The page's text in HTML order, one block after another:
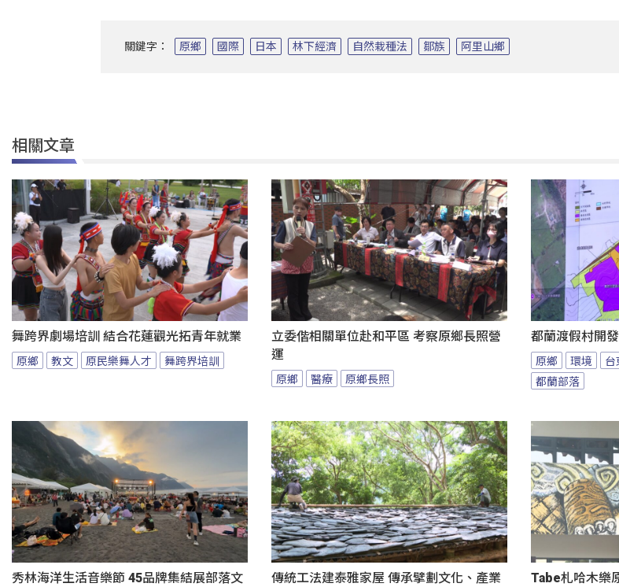
關鍵字： 原鄉 國際 日本 林下經濟 自然栽種法 鄒族 阿里山鄉
相關文章
舞跨界劇場培訓 結合花蓮觀光拓青年就業
原鄉 教文 原民樂舞人才 舞跨界培訓
立委偕相關單位赴和平區 考察原鄉長照營
運
原鄉 醫療 原鄉長照
都蘭渡假村開
原鄉 環境
都蘭部落
秀林海洋生活音樂節 45品牌集結展部落文
傳統工法建泰雅家屋 傳承擘劃文化、產業
Tabe札哈木樂